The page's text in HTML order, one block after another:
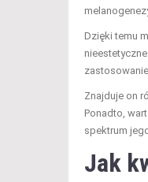
Dzięki temu
Znajduje on
Ponadto,
spektrum
Jak